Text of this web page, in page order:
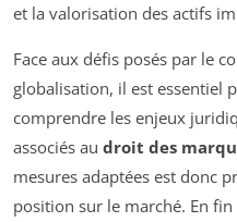
et la valorisation des actifs
Face aux défis posés par le
globalisation, il est essentiel
comprendre les enjeux
associés au droit des
mesures adaptées est donc
position sur le marché. En